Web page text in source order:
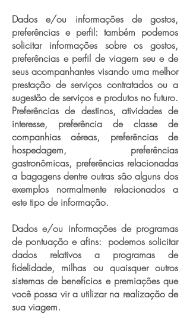
Dados e/ou informações de gostos,
preferências e perfil: também podemos
solicitar informações sobre os gostos,
preferências e perfil de viagem seu e de
seus acompanhantes visando uma melhor
prestação de serviços contratados ou a
sugestão de serviços e produtos no futuro.
Preferências de destinos, atividades de
interesse, preferência de classe de
companhias aéreas, preferências de
hospedagem, preferências
gastronômicas, preferências relacionadas
a bagagens dentre outras são alguns dos
exemplos normalmente relacionados a
este tipo de informação.
Dados e/ou informações de programas
de pontuação e afins: podemos solicitar
dados relativos a programas de
fidelidade, milhas ou quaisquer outros
sistemas de benefícios e premiações que
você possa vir a utilizar na realização de
sua viagem.